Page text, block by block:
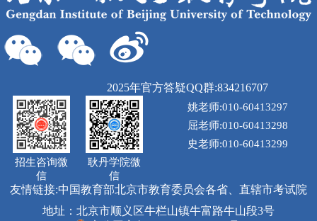
2025年官方答疑QQ群:834216707
姚老师:010-60413297
屈老师:010-60413298
史老师:010-60413299
耿丹学院微
信
招生咨询微
信
友情链接:中国教育部北京市教育委员会各省、直辖市考试院
地址：北京市顺义区牛栏山镇牛富路牛山段3号